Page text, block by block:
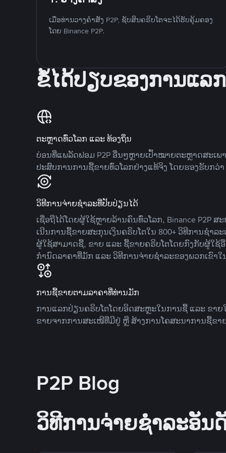
ເມື່ອທ່ານວາງຄໍາສັ່ງ P2P, ຊັບສິນຄຣິບໂຕຈະໄດ້ຮັບຄຸ້ມຄອງ
ໂດຍ Binance P2P.
ຂໍ້ໄດ້ປຽບຂອງການແລ
ຕະຫຼາດທົ່ວໂລກ ແລະ ທ້ອງຖິ່ນ
ບ່ອນທີ່ແພລັດຟອມ P2P ອື່ນໆຫຼາຍເປົ້າໝາຍຕະຫຼາດສະເພາ
ປະສົບການການຊື້ຂາຍທົ່ວໂລກຢ່າງແທ້ຈິງ ໂດຍຮອງຮັບກວ່າ
ວິທີການຈ່າຍຊຳລະທີ່ປັບປ່ຽນໄດ້
ເຊື່ອຖືໄດ້ໂດຍຜູ້ໃຊ້ຫຼາຍລ້ານຄົນທົ່ວໂລກ, Binance P2P
ເນີນການຊື້ຂາຍສະກຸນເງິນຄຣິບໂຕໃນ 800+ ວິທີການຊໍາລະ
ຜູ້ໃຊ້ສາມາດຊື້, ຂາຍ ແລະ ຊື້ຂາຍຄຣິບໂຕໂດຍກົງກັບຜູ້ໃຊ້
ກໍານົດລາຄາທີ່ມັກ ແລະ ວິທີການຈ່າຍຊຳລະຂອງພວກເຂົາ
ການຊື້ຂາຍຕາມລາຄາທີ່ທ່ານມັກ
ການແລກປ່ຽນຄຣິບໂຕໂດຍອິດສະຫຼະໃນການຊື້ ແລະ ຂາຍ
ຂາຍຈາກການສະເໜີທີ່ມີຢູ່ ຫຼື ສ້າງການໂຄສະນາການຊື້ຂາ
P2P Blog
ວິທີການຈ່າຍຊຳລະອັນ